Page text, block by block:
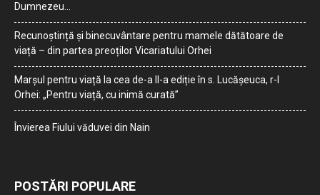
Dumnezeu…
Recunoștință și binecuvântare pentru mamele dătătoare de
viață – din partea preoților Vicariatului Orhei
Marșul pentru viață la cea de-a II-a ediție în s. Lucășeuca, r-l
Orhei: „Pentru viață, cu inimă curată”
Învierea Fiului văduvei din Nain
POSTĂRI POPULARE